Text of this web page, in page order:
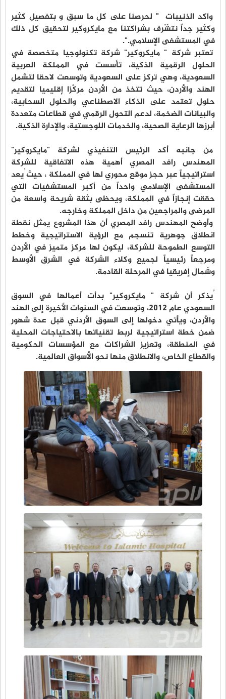
واكد الذنيبات " لحرصنا على كل ما سبق و بتفصيل كثير
وكثير جداً نتشّرف بشراكتنا مع مايكروكير لتحقيق كل ذلك
في المستشفى الإسلامي.".
تعتبر شركة " مايكروكير" شركة تكنولوجيا متخصصة في
الحلول الرقمية الذكية، تأسست في المملكة العربية
السعودية، وهي تركز على السعودية وتوسعت لاحقا لتشمل
الهند والأردن، حيث تتخذ من الأردن مركًزا إقليميا لتقديم
حلول تعتمد على الذكاء الاصطناعي والحلول السحابية،
والبيانات الضخمة، لدعم التحول الرقمي في قطاعات متعددة
أبرزها الرعاية الصحية، والخدمات اللوجستية، والإدارة الذكية.
من جانبه أكد الرئيس التنفيذي لشركة "مايكروكير"
المهندس رافد المصري أهمية هذه الاتفاقية للشركة
استراتيجياً عبر حجز موقع محوري لها في المملكة ، حيث ُيعد
المستشفى الإسلامي واحداً من أكبر المستشفيات التي
حققت إنجازاً في المملكة، ويحظى بثقة شريحة واسعة من
المرضى والمراجعين من داخل المملكة وخارجه.
وأوضح المهندس رافد المصري أن هذا المشروع يمثل نقطة
انطلاق جوهرية تنسجم مع الرؤية الاستراتيجية وخطط
التوسع الطموحة للشركة، ليكون لها مركز متميز في الأردن
ومرجعاً رئيسياً لجميع وكلاء الشركة في الشرق الأوسط
وشمال إفريقيا في المرحلة القادمة.
ُيذكر أن شركة " مايكروكير" بدأت أعمالها في السوق
السعودي عام 2012، وتوسعت في السنوات الأخيرة إلى الهند
والأردن، ويأتي دخولها إلى السوق الأردني قبل عدة شهور
ضمن خطة استراتيجية لربط تقنياتها بالاحتياجات المحلية
في المنطقة، وتعزيز الشراكات مع المؤسسات الحكومية
والقطاع الخاص، والانطلاق منها نحو الأسواق العالمية.